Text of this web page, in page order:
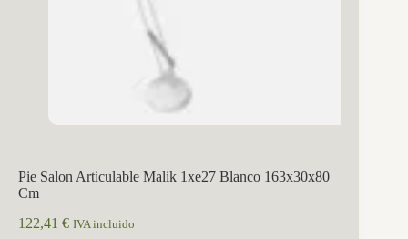
Pie Salon Articulable Malik 1xe27 Blanco 163x30x80
Cm
122,41 € IVA incluido